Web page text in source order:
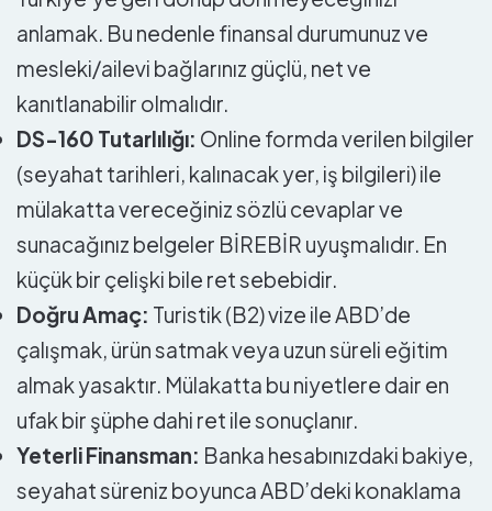
anlamak. Bu nedenle finansal durumunuz ve
mesleki/ailevi bağlarınız güçlü, net ve
kanıtlanabilir olmalıdır.
DS-160 Tutarlılığı: Online formda verilen bilgiler
(seyahat tarihleri, kalınacak yer, iş bilgileri) ile
mülakatta vereceğiniz sözlü cevaplar ve
sunacağınız belgeler BİREBİR uyuşmalıdır. En
küçük bir çelişki bile ret sebebidir.
Doğru Amaç: Turistik (B2) vize ile ABD’de
çalışmak, ürün satmak veya uzun süreli eğitim
almak yasaktır. Mülakatta bu niyetlere dair en
ufak bir şüphe dahi ret ile sonuçlanır.
Yeterli Finansman: Banka hesabınızdaki bakiye,
seyahat süreniz boyunca ABD’deki konaklama